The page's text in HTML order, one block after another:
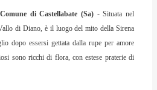
di Castellabate (Sa) - Situata nel
di Diano, è il luogo del mito della Sirena
dopo essersi gettata dalla rupe per amore
sono ricchi di flora, con estese praterie di